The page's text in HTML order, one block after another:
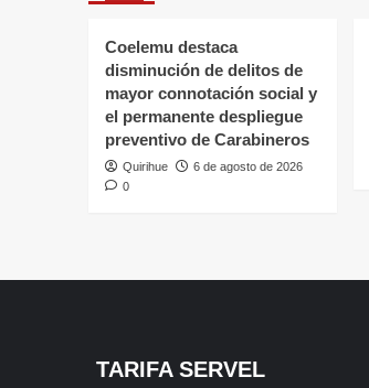
Coelemu destaca
disminución de delitos de
mayor connotación social y
el permanente despliegue
preventivo de Carabineros
Quirihue
6 de agosto de 2026
0
TARIFA SERVEL